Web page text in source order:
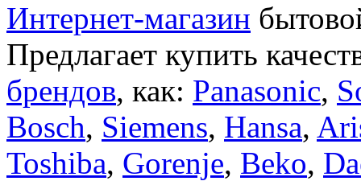
Интернет-магазин
Предлагает купить
брендов, как: Panasonic,
Bosch, Siemens, Hansa,
Toshiba, Gorenje, Beko,